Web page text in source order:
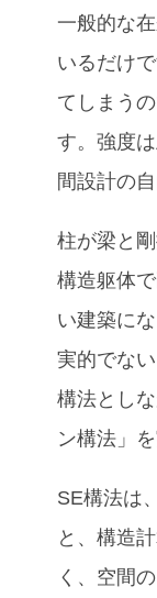
一般的な
いるだけ
てしまう
す。強度
間設計の
柱が梁と
構造躯体
い建築に
実的でな
構法とし
ン構法」
SE構法は
と、構造
く、空間